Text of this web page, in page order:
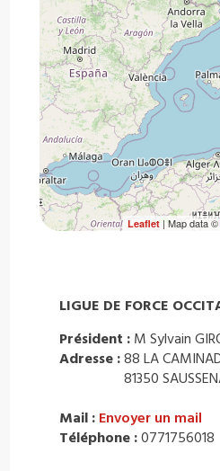
Leaflet| Map data ©
LIGUE DE FORCE
Président : M Sylvain
Adresse :88 LA
81350
Mail : Envoyer un mail
Téléphone :0771756018